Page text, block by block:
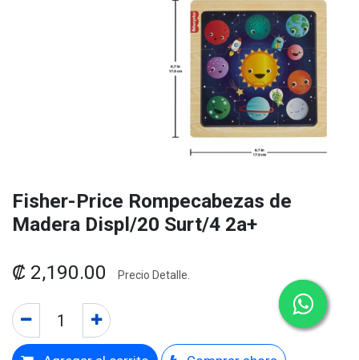
Fisher-Price Rompecabezas de
Madera Displ/20 Surt/4 2a+
₡ 2,190.00 Precio Detalle.